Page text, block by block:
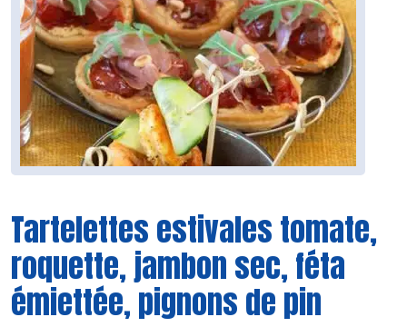
Tartelettes estivales tomate,
roquette, jambon sec, féta
émiettée, pignons de pin